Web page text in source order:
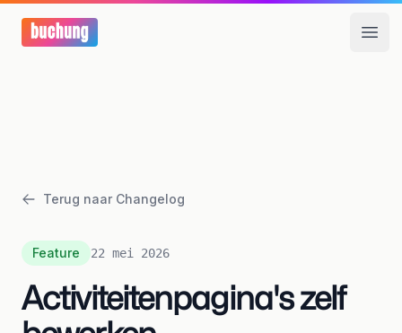
Terug naar Changelog
Feature 22 mei 2026
Activiteitenpagina's zelf